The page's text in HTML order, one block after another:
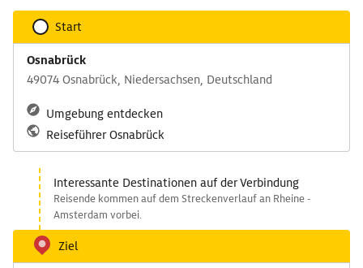
Start
Osnabrück
49074 Osnabrück, Niedersachsen, Deutschland
Umgebung entdecken
Reiseführer Osnabrück
Interessante Destinationen auf der Verbindung
Reisende kommen auf dem Streckenverlauf an Rheine -
Amsterdam vorbei.
Ziel